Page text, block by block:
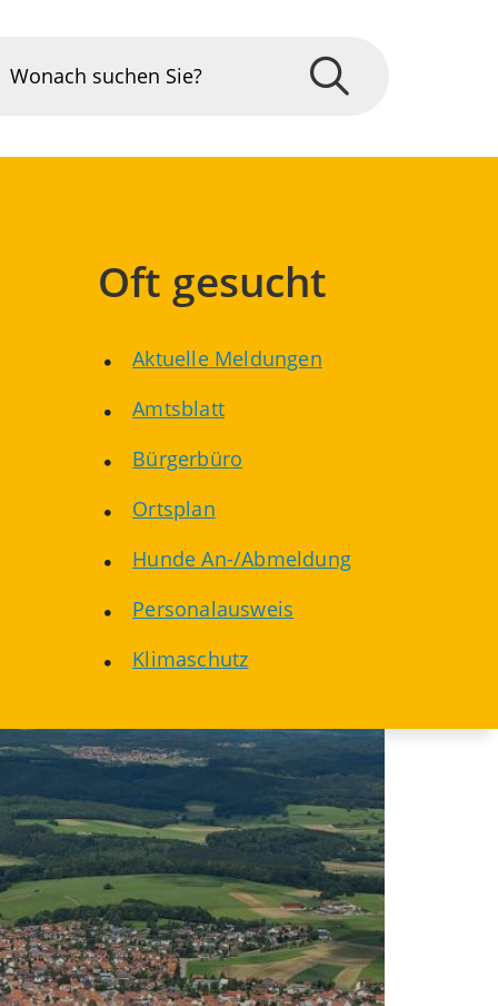
Oft gesucht
Aktuelle Meldungen
Amtsblatt
Bürgerbüro
Ortsplan
Hunde An-/Abmeldung
Personalausweis
Klimaschutz